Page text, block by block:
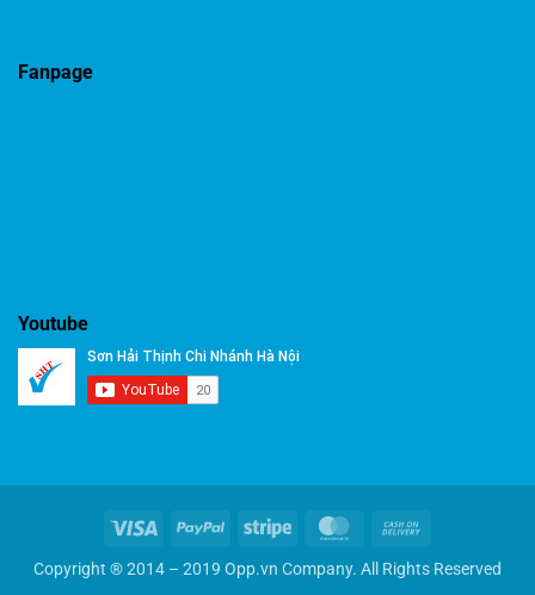
Fanpage
Youtube
Visa PayPal Stripe MasterCard
Delivery
Copyright ® 2014 – 2019 Opp.vn Company. All Rights Reserved